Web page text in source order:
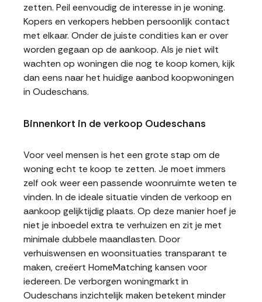
zetten. Peil eenvoudig de interesse in je woning.
Kopers en verkopers hebben persoonlijk contact
met elkaar. Onder de juiste condities kan er over
worden gegaan op de aankoop. Als je niet wilt
wachten op woningen die nog te koop komen, kijk
dan eens naar het huidige aanbod koopwoningen
in Oudeschans.
Binnenkort in de verkoop Oudeschans
Voor veel mensen is het een grote stap om de
woning echt te koop te zetten. Je moet immers
zelf ook weer een passende woonruimte weten te
vinden. In de ideale situatie vinden de verkoop en
aankoop gelijktijdig plaats. Op deze manier hoef je
niet je inboedel extra te verhuizen en zit je met
minimale dubbele maandlasten. Door
verhuiswensen en woonsituaties transparant te
maken, creëert HomeMatching kansen voor
iedereen. De verborgen woningmarkt in
Oudeschans inzichtelijk maken betekent minder